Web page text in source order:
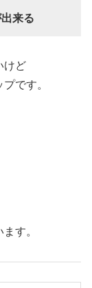
来る
けど
です。
す。